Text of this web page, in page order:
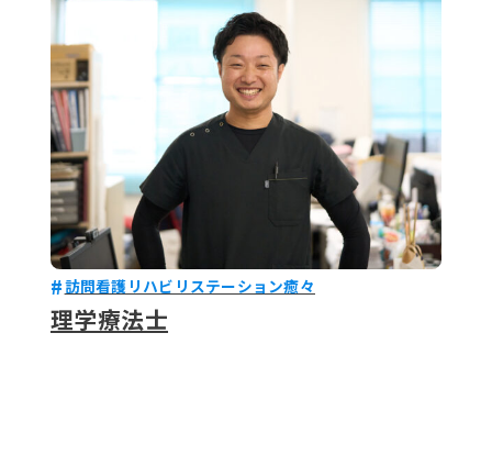
ENTRY
訪問看護リハビリステーション癒々
理学療法士